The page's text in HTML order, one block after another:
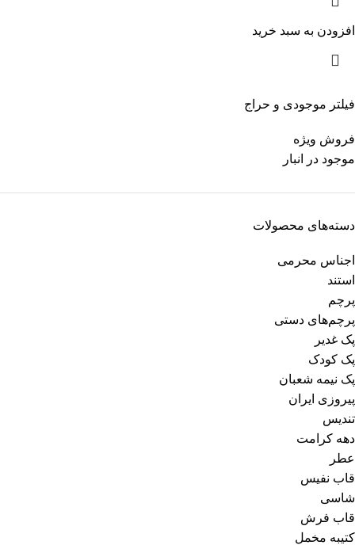
فیلتر موجودی و حراج
فروش ویژه
موجود در انبار
دسته‌های محصولات
اجناس محرمی
استند
پرچم
پرچم‌های دستی
پک غدیر
پک کودک
پک نیمه شعبان
پیروزی ایران
تندیس
دهه کرامت
عطر
قاب نفیس
شاسی
قاب فرش
کتیبه مخمل
افزودن به سبد خرید